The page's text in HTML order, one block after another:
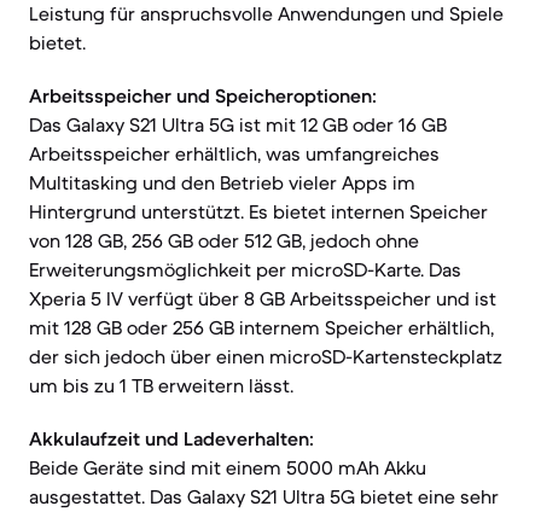
Leistung für anspruchsvolle Anwendungen und Spiele
bietet.
Arbeitsspeicher und Speicheroptionen:
Das Galaxy S21 Ultra 5G ist mit 12 GB oder 16 GB
Arbeitsspeicher erhältlich, was umfangreiches
Multitasking und den Betrieb vieler Apps im
Hintergrund unterstützt. Es bietet internen Speicher
von 128 GB, 256 GB oder 512 GB, jedoch ohne
Erweiterungsmöglichkeit per microSD-Karte. Das
Xperia 5 IV verfügt über 8 GB Arbeitsspeicher und ist
mit 128 GB oder 256 GB internem Speicher erhältlich,
der sich jedoch über einen microSD-Kartensteckplatz
um bis zu 1 TB erweitern lässt.
Akkulaufzeit und Ladeverhalten:
Beide Geräte sind mit einem 5000 mAh Akku
ausgestattet. Das Galaxy S21 Ultra 5G bietet eine sehr